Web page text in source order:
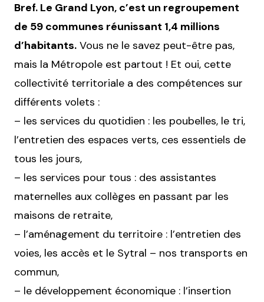
Bref. Le Grand Lyon, c’est un regroupement
de 59 communes réunissant 1,4 millions
d’habitants. Vous ne le savez peut-être pas,
mais la Métropole est partout ! Et oui, cette
collectivité territoriale a des compétences sur
différents volets :
– les services du quotidien : les poubelles, le tri,
l’entretien des espaces verts, ces essentiels de
tous les jours,
– les services pour tous : des assistantes
maternelles aux collèges en passant par les
maisons de retraite,
– l’aménagement du territoire : l’entretien des
voies, les accès et le Sytral – nos transports en
commun,
– le développement économique : l’insertion